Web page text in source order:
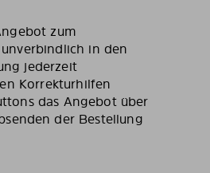
zum
in den
jederzeit
Korrekturhilfen
das Angebot über
der Bestellung